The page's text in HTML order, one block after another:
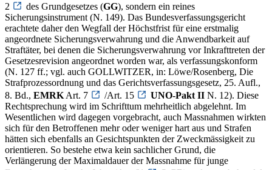
2
des Grundgesetzes (GG), sondern ein reines
Sicherungsinstrument (N. 149). Das Bundesverfassungsgericht
erachtete daher den Wegfall der Höchstfrist für eine erstmalig
angeordnete Sicherungsverwahrung und die Anwendbarkeit auf
Straftäter, bei denen die Sicherungsverwahrung vor Inkrafttreten der
Gesetzesrevision angeordnet worden war, als verfassungskonform
(N. 127 ff.; vgl. auch GOLLWITZER, in: Löwe/Rosenberg, Die
Strafprozessordnung und das Gerichtsverfassungsgesetz, 25. Aufl.,
8. Bd., EMRK Art. 7 /Art. 15 UNO-Pakt II N. 12). Diese
Rechtsprechung wird im Schrifttum mehrheitlich abgelehnt. Im
Wesentlichen wird dagegen vorgebracht, auch Massnahmen wirkten
sich für den Betroffenen mehr oder weniger hart aus und Strafen
hätten sich ebenfalls an Gesichtspunkten der Zweckmässigkeit zu
orientieren. So bestehe etwa kein sachlicher Grund, die
Verlängerung der Maximaldauer der Massnahme für junge